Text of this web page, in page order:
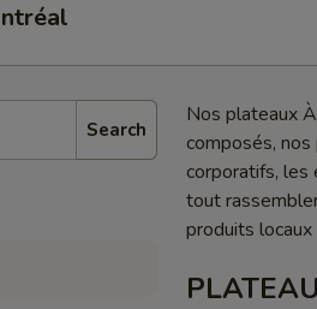
Search
Nos plateaux
composés,
corporatifs, les
tout
produits